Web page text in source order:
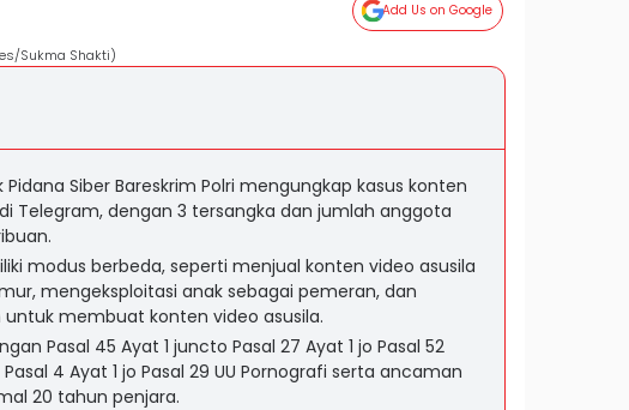
Add Us on Google
Sukma Shakti)
Siber Bareskrim Polri mengungkap kasus konten
Telegram, dengan 3 tersangka dan jumlah anggota
modus berbeda, seperti menjual konten video asusila
mengeksploitasi anak sebagai pemeran, dan
membuat konten video asusila.
Pasal 45 Ayat 1 juncto Pasal 27 Ayat 1 jo Pasal 52
Pasal 4 Ayat 1 jo Pasal 29 UU Pornografi serta ancaman
20 tahun penjara.